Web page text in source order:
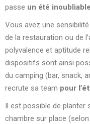
passe un été
Vous avez une
de la restauration ou de
polyvalence et aptitude
dispositifs sont ainsi
du camping (bar, snack,
recrute sa team pour
Il est possible de planter
chambre sur place